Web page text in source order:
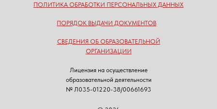
ПОЛИТИКА ОБРАБОТКИ ПЕРСОНАЛЬНЫХ ДАННЫХ
СВЕДЕНИЯ ОБ ОБРАЗОВАТЕЛЬНОЙ
ОРГАНИЗАЦИИ
ПОРЯДОК ВЫДАЧИ ДОКУМЕНТОВ
Лицензия на осуществление
образовательной деятельности
№ Л035-01220-38/00661693